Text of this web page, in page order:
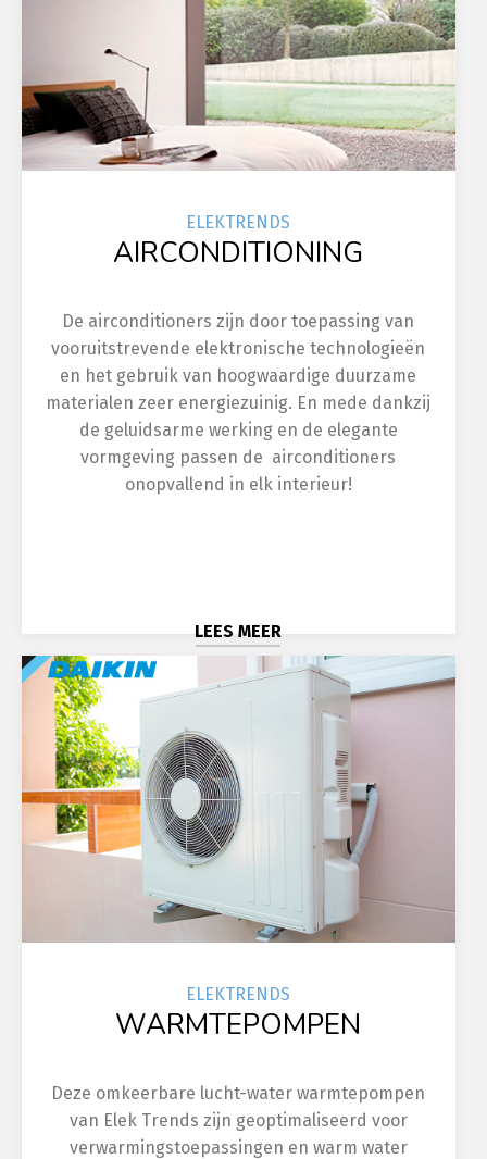
ELEKTRENDS
AIRCONDITIONING
De airconditioners zijn door toepassing van
vooruitstrevende elektronische technologieën
en het gebruik van hoogwaardige duurzame
materialen zeer energiezuinig. En mede dankzij
de geluidsarme werking en de elegante
vormgeving passen de airconditioners
onopvallend in elk interieur!
LEES MEER
ELEKTRENDS
WARMTEPOMPEN
Deze omkeerbare lucht-water warmtepompen
van Elek Trends zijn geoptimaliseerd voor
verwarmingstoepassingen en warm water